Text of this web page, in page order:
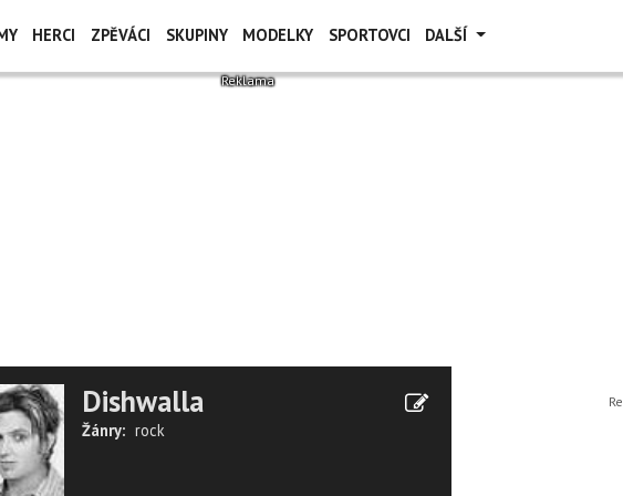
HERCI ZPĚVÁCI SKUPINY MODELKY SPORTOVCI DALŠÍ
Dishwalla
Žánry: rock